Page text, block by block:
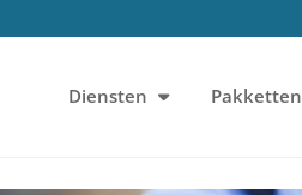
Diensten Pakketten